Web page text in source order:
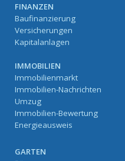
FINANZEN
Baufinanzierung
Versicherungen
Kapitalanlagen
IMMOBILIEN
Immobilienmarkt
Immobilien-Nachrichten
Umzug
Immobilien-Bewertung
Energieausweis
GARTEN